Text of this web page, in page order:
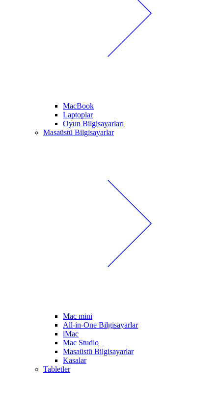
MacBook
Laptoplar
Oyun Bilgisayarları
Masaüstü Bilgisayarlar
Mac mini
All-in-One Bilgisayarlar
iMac
Mac Studio
Masaüstü Bilgisayarlar
Kasalar
Tabletler